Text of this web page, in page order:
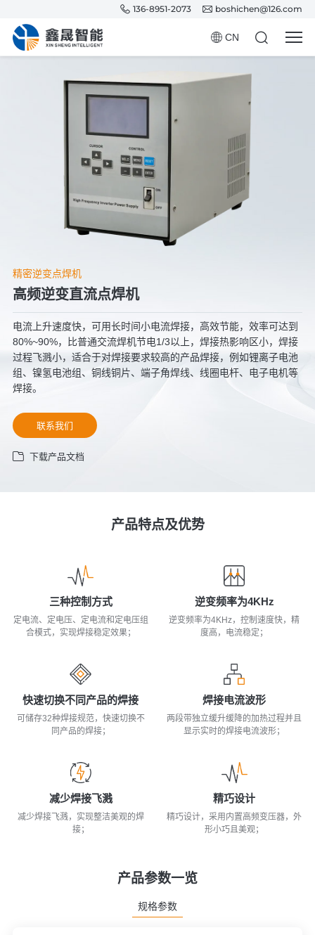
136-8951-2073 boshichen@126.com
CN
精密逆变点焊机
高频逆变直流点焊机
电流上升速度快，可用长时间小电流焊接，高效节能，效率可达到
80%~90%，比普通交流焊机节电1/3以上，焊接热影响区小，焊接
过程飞溅小，适合于对焊接要求较高的产品焊接，例如锂离子电池
组、镍氢电池组、铜线铜片、端子角焊线、线圈电杆、电子电机等
焊接。
联系我们
下载产品文档
产品特点及优势
三种控制方式
定电流、定电压、定电流和定电压组
合模式，实现焊接稳定效果；
逆变频率为4KHz
逆变频率为4KHz，控制速度快，精
度高，电流稳定；
快速切换不同产品的焊接
可储存32种焊接规范，快速切换不
同产品的焊接；
焊接电流波形
两段带独立缓升缓降的加热过程并且
显示实时的焊接电流波形；
减少焊接飞溅
减少焊接飞溅，实现整洁美观的焊
接；
精巧设计
精巧设计，采用内置高频变压器，外
形小巧且美观；
产品参数一览
规格参数